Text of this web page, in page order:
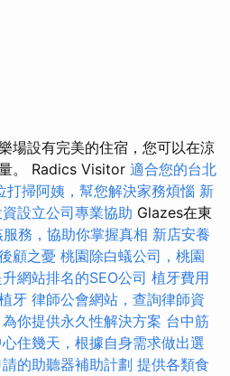
場設有完美的住宿，您可以在涼
。 Radics Visitor 適合您的台北
打掃阿姨，幫您解決家務煩惱 新
設立公司專業協助 Glazes在東
務，協助你掌握真相 新店安養
顧之憂 桃園除白蟻公司，桃園
網站排名的SEO公司 植牙費用
牙 律師公會網站，查詢律師資
你提供永久性解決方案 台中筋
住幾天，根據自身需求做出選
的助聽器補助計劃 提供各類食